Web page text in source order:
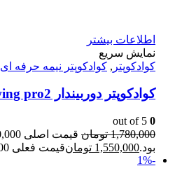
اطلاعات بیشتر
نمایش سریع
کوادکوپتر , کوادکوپتر نیمه حرفه ای
کوادکوپتر دوربیندار wing pro2
0
1,780,000 تومان
بود.1,550,000 تومانقیمت فعلی 1,550,000 تومان است.
-1%